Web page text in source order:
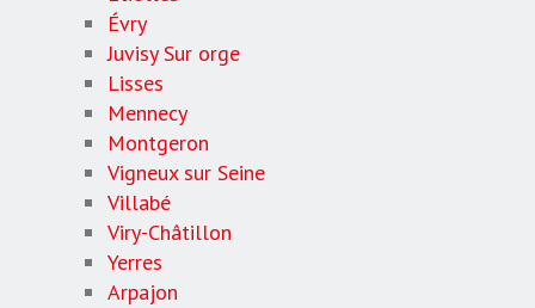
Évry
Juvisy Sur orge
Lisses
Mennecy
Montgeron
Vigneux sur Seine
Villabé
Viry-Châtillon
Yerres
Arpajon